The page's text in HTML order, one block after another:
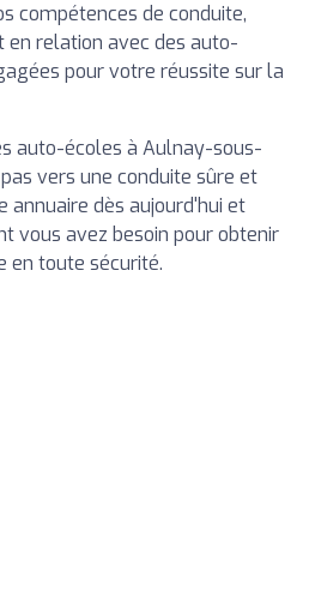
compétences de conduite,
en relation avec des auto-
pour votre réussite sur la
auto-écoles à Aulnay-sous-
vers une conduite sûre et
annuaire dès aujourd'hui et
vous avez besoin pour obtenir
en toute sécurité.